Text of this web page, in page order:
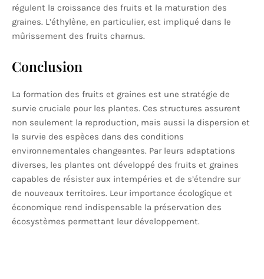
régulent la croissance des fruits et la maturation des
graines. L’éthylène, en particulier, est impliqué dans le
mûrissement des fruits charnus.
Conclusion
La formation des fruits et graines est une stratégie de
survie cruciale pour les plantes. Ces structures assurent
non seulement la reproduction, mais aussi la dispersion et
la survie des espèces dans des conditions
environnementales changeantes. Par leurs adaptations
diverses, les plantes ont développé des fruits et graines
capables de résister aux intempéries et de s’étendre sur
de nouveaux territoires. Leur importance écologique et
économique rend indispensable la préservation des
écosystèmes permettant leur développement.